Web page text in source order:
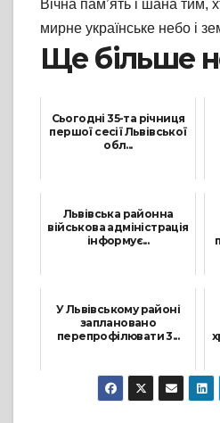
Вічна пам’ять і шана тим,
мирне українське небо і
Ще більше
Сьогодні 35-та річниця
першої сесії Львівської
обл...
Львівська районна
військова адміністрація
інформує...
У Львівському районі
заплановано
перепрофілювати 3...
19 Червня, 2024